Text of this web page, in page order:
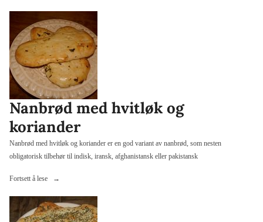
hvitløk
–
knallgode»
Nanbrød med hvitløk og
koriander
Nanbrød med hvitløk og koriander er en god variant av nanbrød, som nesten
obligatorisk tilbehør til indisk, iransk, afghanistansk eller pakistansk
Fortsett å lese
«Nanbrød
hvitløk
og